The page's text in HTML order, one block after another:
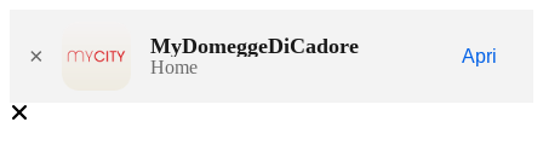
× MyDomeggeDiCadore
Home
Apri